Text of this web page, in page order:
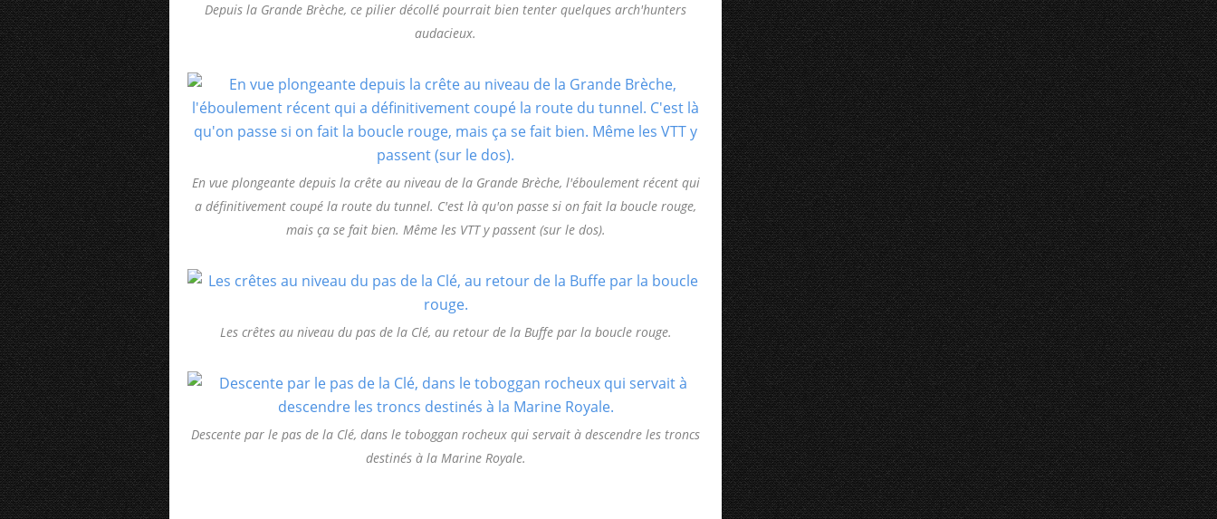
Depuis la Grande Brèche, ce pilier décollé pourrait bien tenter quelques arch'hunters
audacieux.
En vue plongeante depuis la crête au niveau de la Grande Brèche, l'éboulement récent qui
a définitivement coupé la route du tunnel. C'est là qu'on passe si on fait la boucle rouge,
mais ça se fait bien. Même les VTT y passent (sur le dos).
Les crêtes au niveau du pas de la Clé, au retour de la Buffe par la boucle rouge.
Descente par le pas de la Clé, dans le toboggan rocheux qui servait à descendre les troncs
destinés à la Marine Royale.